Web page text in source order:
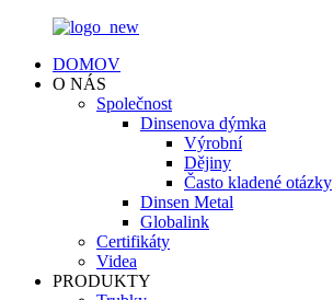
DOMOV
O NÁS
Společnost
Dinsenova dýmka
Výrobní
Dějiny
Často kladené otázky
Dinsen Metal
Globalink
Certifikáty
Videa
PRODUKTY